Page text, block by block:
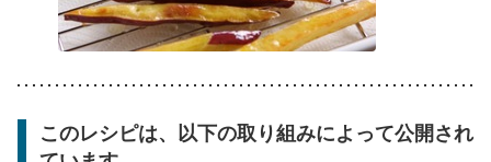
このレシピは、以下の取り組みによって公開され